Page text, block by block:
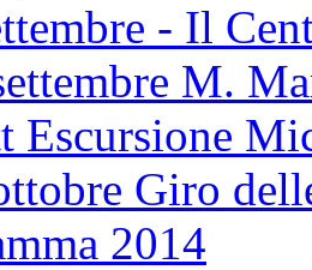
- Il
M.
Escursione
Giro
2014